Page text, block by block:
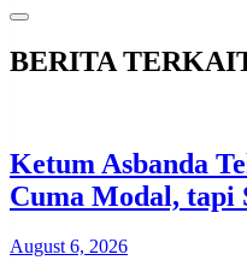
BERITA
Ketum Asbanda
Cuma Modal, tapi
August 6, 2026